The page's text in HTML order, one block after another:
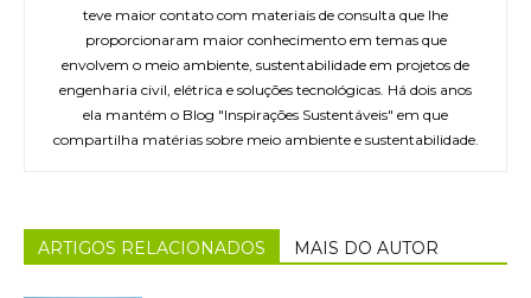
teve maior contato com materiais de consulta que lhe
proporcionaram maior conhecimento em temas que
envolvem o meio ambiente, sustentabilidade em projetos de
engenharia civil, elétrica e soluções tecnológicas. Há dois anos
ela mantém o Blog "Inspirações Sustentáveis" em que
compartilha matérias sobre meio ambiente e sustentabilidade.
ARTIGOS RELACIONADOS MAIS DO AUTOR